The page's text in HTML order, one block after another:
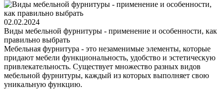
02.02.2024
Виды мебельной фурнитуры - применение и особенности, как
правильно выбрать
Мебельная фурнитура - это незаменимые элементы, которые
придают мебели функциональность, удобство и эстетическую
привлекательность. Существует множество разных видов
мебельной фурнитуры, каждый из которых выполняет свою
уникальную функцию.